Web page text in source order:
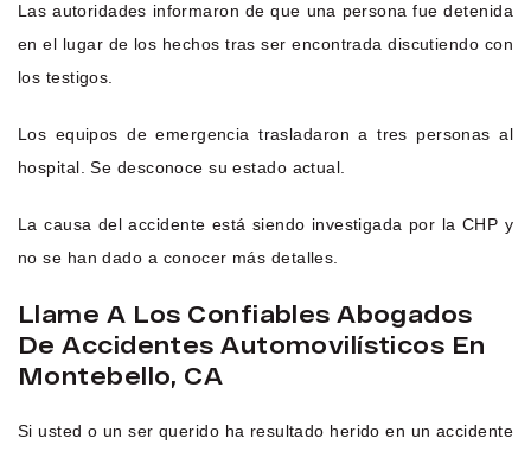
Las autoridades informaron de que una persona fue detenida
en el lugar de los hechos tras ser encontrada discutiendo con
los testigos.
Los equipos de emergencia trasladaron a tres personas al
hospital. Se desconoce su estado actual.
La causa del accidente está siendo investigada por la CHP y
no se han dado a conocer más detalles.
Llame A Los Confiables Abogados
De Accidentes Automovilísticos En
Montebello, CA
Si usted o un ser querido ha resultado herido en un accidente